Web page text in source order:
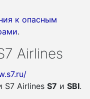
к опасным
.
Airlines
S7 Airlines S7 и SBI.